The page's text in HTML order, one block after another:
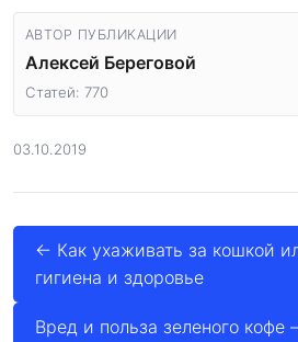
АВТОР ПУБЛИКАЦИИ
Алексей Береговой
Статей: 770
03.10.2019
← Как ухаживать за кошкой
гигиена и здоровье
Вред и польза зеленого